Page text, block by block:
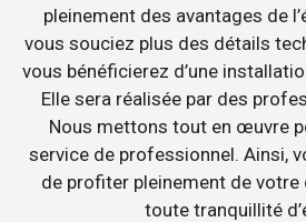
pleinement des avantages de
vous souciez plus des détails
vous bénéficierez d’une
Elle sera réalisée par des
Nous mettons tout en œuvre
service de professionnel. Ainsi,
de profiter pleinement de votre
toute tranquillité